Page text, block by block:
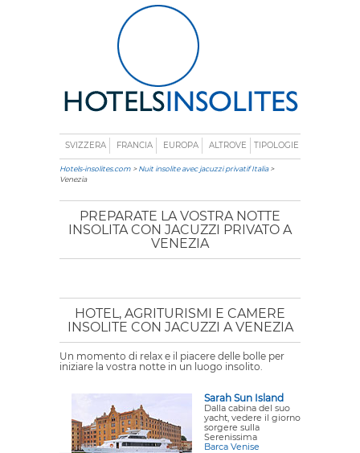
SVIZZERA FRANCIA EUROPA ALTROVE TIPOLOGIE
Hotels-insolites.com >Nuit insolite avec jacuzzi privatif Italia>
Venezia
PREPARATE LA VOSTRA NOTTE
INSOLITA CON JACUZZI PRIVATO A
VENEZIA
HOTEL, AGRITURISMI E CAMERE
INSOLITE CON JACUZZI A VENEZIA
Un momento di relax e il piacere delle bolle per
iniziare la vostra notte in un luogo insolito.
Sarah Sun Island
Dalla cabina del suo
yacht, vedere il giorno
sorgere sulla
Serenissima
Barca Venise